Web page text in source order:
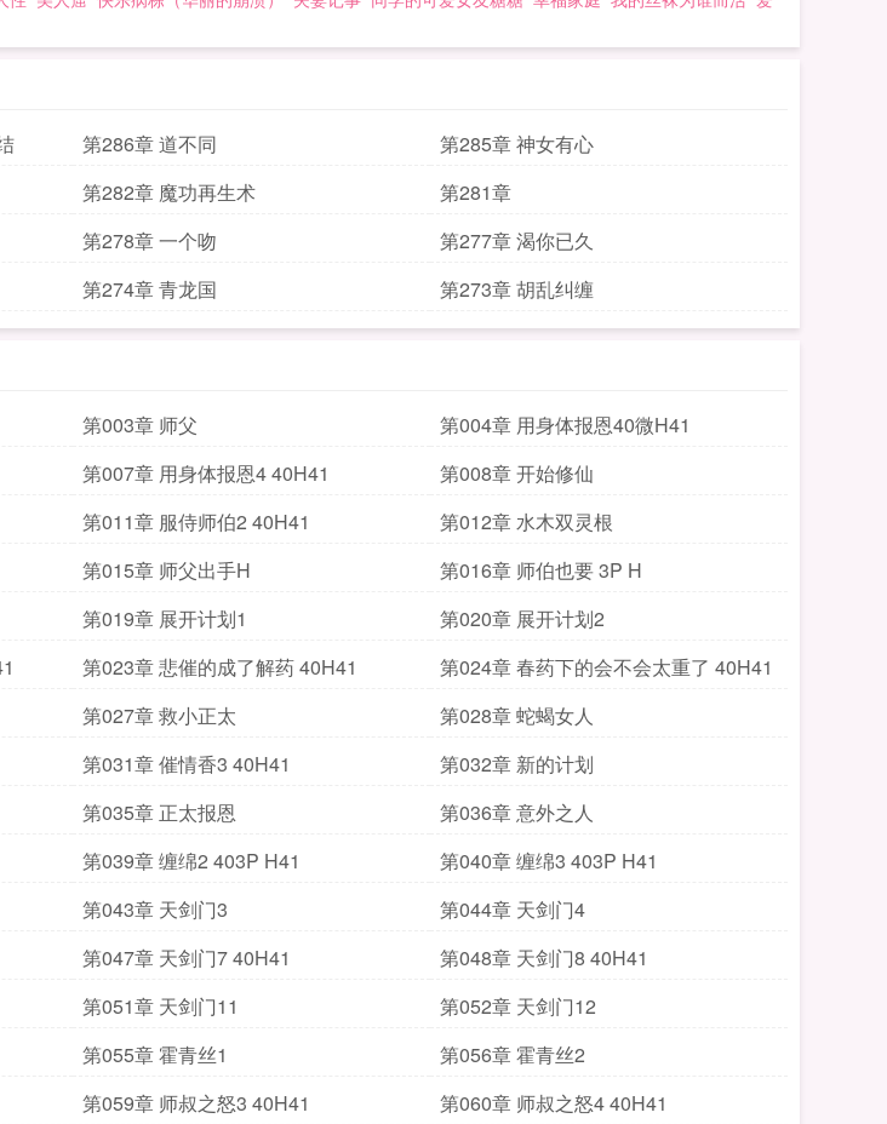
第286章 道不同
第285章 神女有心
第282章 魔功再生术
第281章
第278章 一个吻
第277章 渴你已久
第274章 青龙国 第273章 胡乱纠缠
第003章 师父
第004章 用身体报恩40微H41
第007章 用身体报恩4 40H41
第008章 开始修仙
第011章 服侍师伯2 40H41
第012章 水木双灵根
第015章 师父出手H
第016章 师伯也要 3P H
第019章 展开计划1
第020章 展开计划2
第023章 悲催的成了解药 40H41
第024章 春药下的会不会太重了 40H41
第027章 救小正太
第028章 蛇蝎女人
第031章 催情香3 40H41
第032章 新的计划
第035章 正太报恩
第036章 意外之人
第039章 缠绵2 403P H41
第040章 缠绵3 403P H41
第043章 天剑门3
第044章 天剑门4
第047章 天剑门7 40H41
第048章 天剑门8 40H41
第051章 天剑门11
第052章 天剑门12
第055章 霍青丝1
第056章 霍青丝2
第059章 师叔之怒3 40H41
第060章 师叔之怒4 40H41